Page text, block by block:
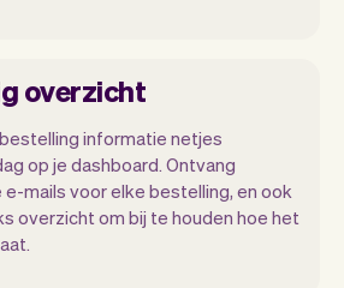
overzicht
informatie netjes
op je dashboard. Ontvang
mails voor elke bestelling, en ook
overzicht om bij te houden hoe het